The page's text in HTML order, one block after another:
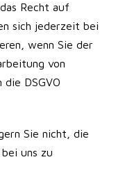
Recht auf
sich jederzeit bei
wenn Sie der
von
DSGVO
Sie nicht, die
uns zu